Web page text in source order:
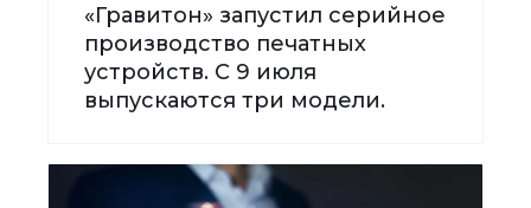
«Гравитон» запустил серийное
производство печатных
устройств. С 9 июля
выпускаются три модели.